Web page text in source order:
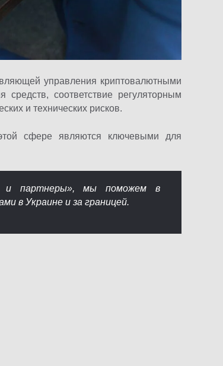
управления криптовалютными
средств, соответствие регуляторным
и технических рисков.
сфере являются ключевыми для
и партнеры», мы поможем в
в Украине и за границей.